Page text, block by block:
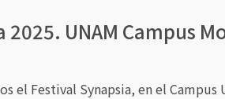
2025. UNAM Campus
el Festival Synapsia, en el